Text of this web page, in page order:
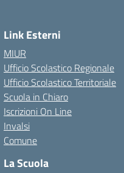
Link Esterni
MIUR
Ufficio Scolastico Regionale
Ufficio Scolastico Territoriale
Scuola in Chiaro
Iscrizioni On Line
Invalsi
Comune
La Scuola